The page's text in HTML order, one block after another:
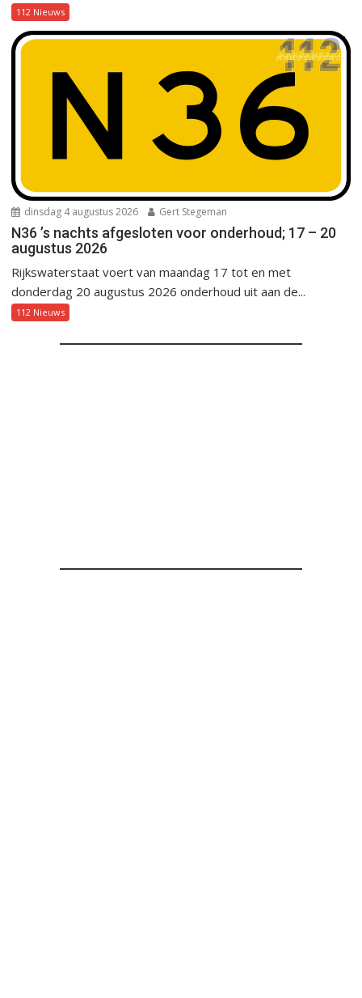
112 Nieuws
dinsdag 4 augustus 2026 Gert Stegeman
N36 ’s nachts afgesloten voor onderhoud; 17 – 20
augustus 2026
Rijkswaterstaat voert van maandag 17 tot en met
donderdag 20 augustus 2026 onderhoud uit aan de...
112 Nieuws